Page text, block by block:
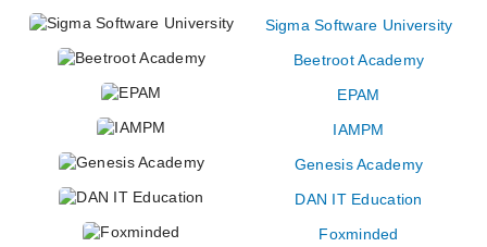
Sigma Software University
Beetroot Academy
EPAM
IAMPM
Genesis Academy
DAN IT Education
Foxminded